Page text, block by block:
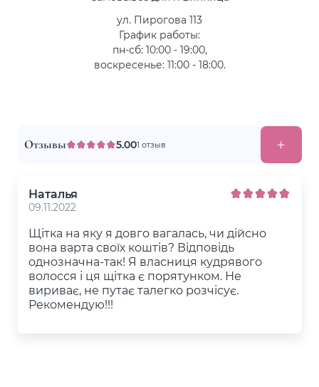
ул. Пирогова 113
График работы:
пн-сб: 10:00 - 19:00,
воскресенье: 11:00 - 18:00.
Отзывы 5.001 отзыв
Наталья
09.11.2022
Щітка на яку я довго вагалась, чи дійсно
вона варта своїх коштів? Відповідь
однозначна-так! Я власниця кудрявого
волосся і ця щітка є порятунком. Не
вириває, не путає талегко розчісує.
Рекомендую!!!